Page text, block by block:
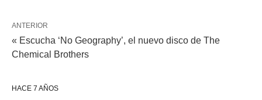
ANTERIOR
« Escucha ‘No Geography’, el nuevo disco de The
Chemical Brothers
HACE 7 AÑOS